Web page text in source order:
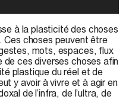
à la plasticité des choses
Ces choses peuvent être
mots, espaces, flux
de ces diverses choses afin
plastique du réel et de
y avoir à vivre et à agir en
de l’infra, de l’ultra, de